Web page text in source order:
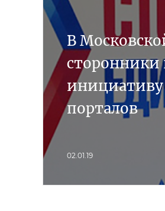
В
сторонники
порталов
02.01.19